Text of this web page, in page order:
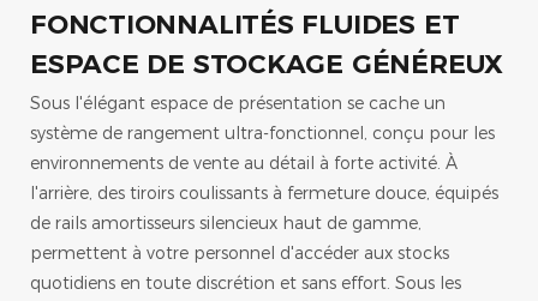
FONCTIONNALITÉS FLUIDES ET
ESPACE DE STOCKAGE GÉNÉREUX
Sous l'élégant espace de présentation se cache un
système de rangement ultra-fonctionnel, conçu pour les
environnements de vente au détail à forte activité. À
l'arrière, des tiroirs coulissants à fermeture douce, équipés
de rails amortisseurs silencieux haut de gamme,
permettent à votre personnel d'accéder aux stocks
quotidiens en toute discrétion et sans effort. Sous les